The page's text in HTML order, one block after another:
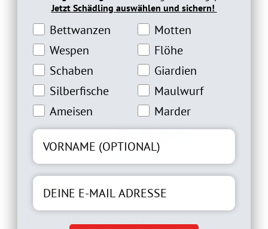
Bewertet
mit4.58
(99 Bewertungen)
Jetzt Schädling auswählen und sichern!
Bettwanzeninteresse
Bettwanzen Motteninteresse
Motten
Wespeninteresse
Wespen Flöheinteresse
Flöhe
Schabeninteresse
Schaben Giardien Interesse
Giardien
Silberfische Interesse
Silberfische Maulwurfinteresse
Maulwurf
Ameiseninteresse
Ameisen Marderinteresse
Marder